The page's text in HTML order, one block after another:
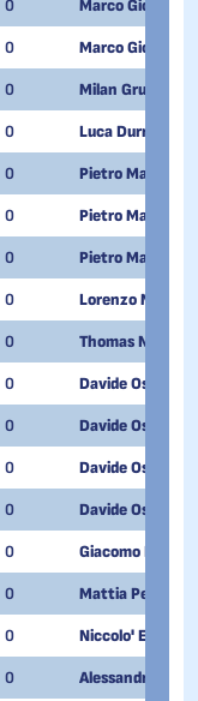
0 Marco Giordano
0 Marco Giordano
0 Milan Grugni
0 Luca Durrance
0 Pietro Marinelli
0 Pietro Marinelli
0 Pietro Marinelli
0 Lorenzo
0 Thomas Nadalini
0 Davide Oss
0 Davide Oss
0 Davide Oss
0 Davide Oss
0 Giacomo Pedrini
0 Mattia Peghini
0 Niccolo' Ezio
0 Alessandro